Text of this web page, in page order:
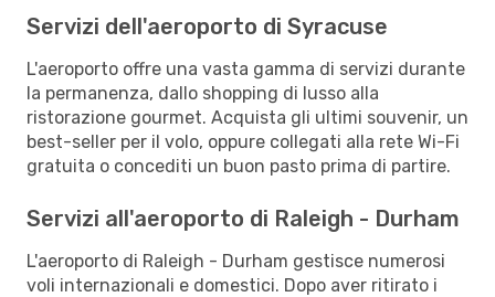
Servizi dell'aeroporto di Syracuse
L'aeroporto offre una vasta gamma di servizi durante
la permanenza, dallo shopping di lusso alla
ristorazione gourmet. Acquista gli ultimi souvenir, un
best-seller per il volo, oppure collegati alla rete Wi-Fi
gratuita o concediti un buon pasto prima di partire.
Servizi all'aeroporto di Raleigh - Durham
L'aeroporto di Raleigh - Durham gestisce numerosi
voli internazionali e domestici. Dopo aver ritirato i